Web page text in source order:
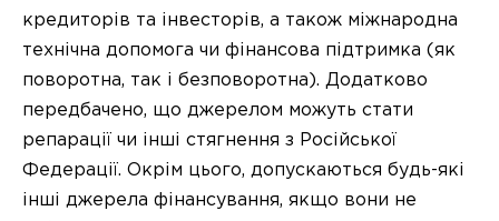
кредиторів та інвесторів, а також міжнародна
технічна допомога чи фінансова підтримка (як
поворотна, так і безповоротна). Додатково
передбачено, що джерелом можуть стати
репарації чи інші стягнення з Російської
Федерації. Окрім цього, допускаються будь-які
інші джерела фінансування, якщо вони не